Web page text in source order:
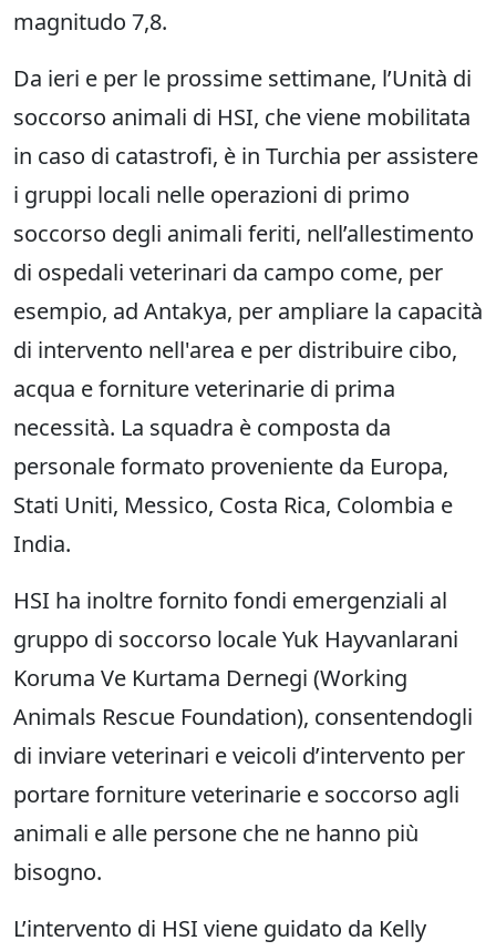
magnitudo 7,8.
Da ieri e per le prossime settimane, l’Unità di
soccorso animali di HSI, che viene mobilitata
in caso di catastrofi, è in Turchia per assistere
i gruppi locali nelle operazioni di primo
soccorso degli animali feriti, nell’allestimento
di ospedali veterinari da campo come, per
esempio, ad Antakya, per ampliare la capacità
di intervento nell'area e per distribuire cibo,
acqua e forniture veterinarie di prima
necessità. La squadra è composta da
personale formato proveniente da Europa,
Stati Uniti, Messico, Costa Rica, Colombia e
India.
HSI ha inoltre fornito fondi emergenziali al
gruppo di soccorso locale Yuk Hayvanlarani
Koruma Ve Kurtama Dernegi (Working
Animals Rescue Foundation), consentendogli
di inviare veterinari e veicoli d’intervento per
portare forniture veterinarie e soccorso agli
animali e alle persone che ne hanno più
bisogno.
L’intervento di HSI viene guidato da Kelly